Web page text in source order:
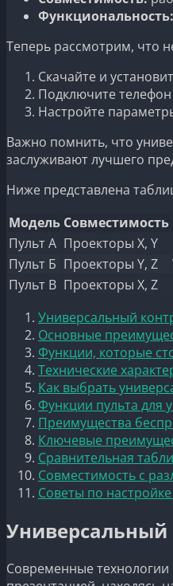
Функциональность:
Теперь рассмотрим, что
Скачайте и
Подключите
Настройте
Важно помнить, что
заслуживают лучшего
Ниже представлена
Модель Совместимость
Пульт А Проекторы X, Y
Пульт Б Проекторы Y, Z
Пульт В Проекторы X, Z
Универсальный
Основные
Функции, которые
Технические
Как выбрать
Функции пульта для
Преимущества
Ключевые
Сравнительная
Совместимость с
Советы по
Универсальный
Современные технологии